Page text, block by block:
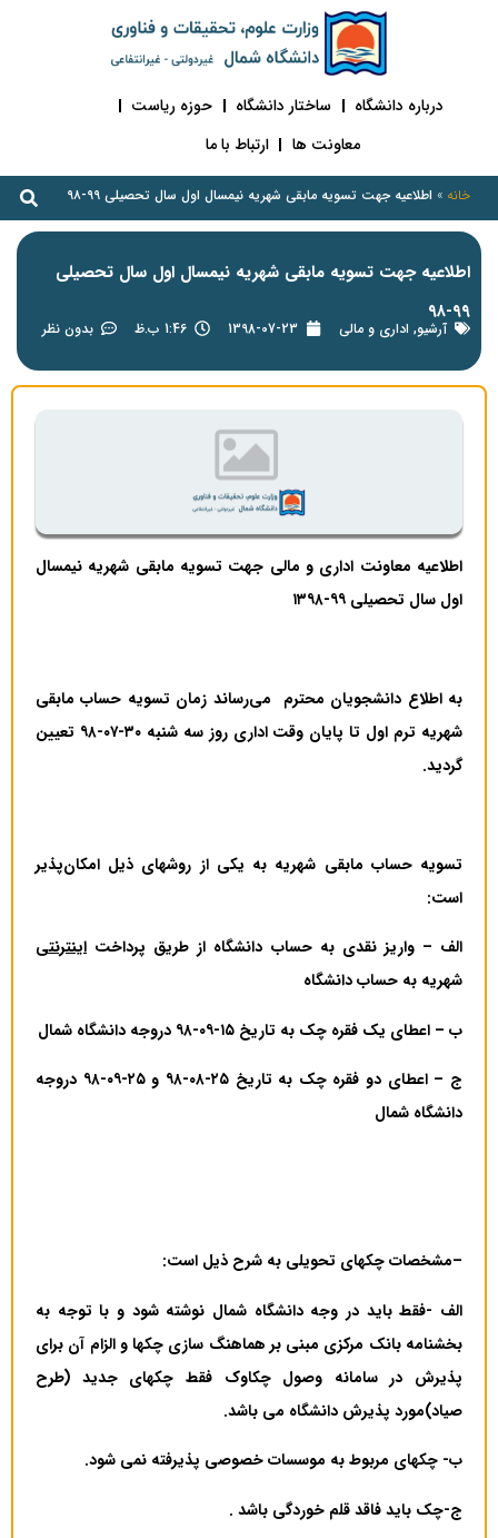
درباره دانشگاه ساختار دانشگاه
حوزه ریاست
معاونت ها
ارتباط با ما
خانه » اطلاعیه جهت تسویه مابقی شهریه نیمسال اول سال تحصیلی ۹۹-۹۸
اطلاعیه جهت تسویه مابقی شهریه نیمسال اول سال تحصیلی
۹۹-۹۸
آرشیو, اداری و مالی 1398-07-23 1:46 ب.ظ بدون نظر
اطلاعیه معاونت اداری و مالی جهت تسویه مابقی شهریه نیمسال
اول سال تحصیلی ۹۹-۱۳۹۸
به اطلاع دانشجویان محترم می‌رساند زمان تسویه حساب مابقی
شهریه ترم اول تا پایان وقت اداری روز سه شنبه۳۰-۰۷-۹۸
تعیین
گردید.
تسویه حساب مابقی شهریه به یکی از روشهای ذیل امکان‌پذیر
است:
الف – واریز نقدی به حساب دانشگاه از طریق پرداخت اینترنتی
شهریه به حساب دانشگاه
ب – اعطای یک فقره چک به تاریخ ۱۵-۰۹-۹۸ دروجه دانشگاه شمال
ج –
اعطای دو فقره چک به تاریخ ۲۵-۰۸-۹۸ و ۲۵-۰۹-۹۸ دروجه
دانشگاه شمال
–مشخصات چکهای تحویلی به شرح ذیل است:
الف -فقط باید در وجه دانشگاه شمال نوشته شود و با توجه به
بخشنامه بانک مرکزی مبنی بر هماهنگ سازی چکها و الزام آن برای
پذیرش در سامانه وصول چکاوک فقط چکهای جدید (طرح
صیاد)مورد پذیرش دانشگاه می باشد.
ب- چکهای مربوط به موسسات خصوصی پذیرفته نمی شود.
ج-چک باید فاقد قلم خوردگی باشد .